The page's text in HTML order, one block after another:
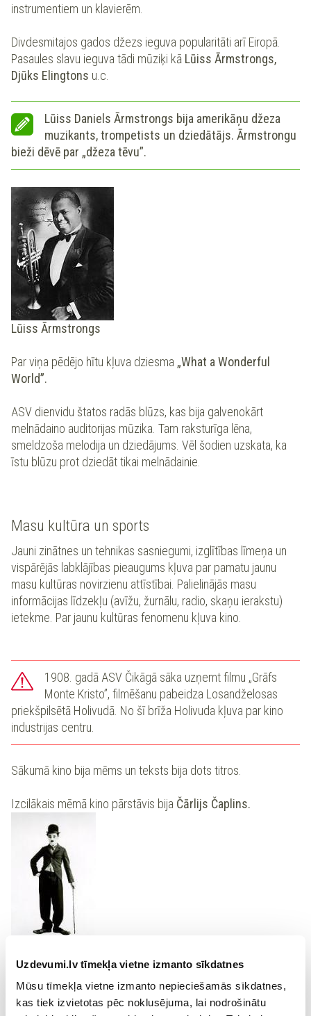
Uzdevumi.lv tīmekļa vietne izmanto sīkdatnes
Mūsu tīmekļa vietne izmanto nepieciešamās sīkdatnes,
kas tiek izvietotas pēc noklusējuma, lai nodrošinātu
instrumentiem un klavierēm.
Divdesmitajos gados džezs ieguva popularitāti arī Eiropā.
Pasaules slavu ieguva tādi mūziķi kā Lūiss Ārmstrongs,
Djūks Elingtons u.c.
Lūiss Daniels Ārmstrongs bija amerikāņu džeza
muzikants, trompetists un dziedātājs. Ārmstrongu
bieži dēvē par „džeza tēvu”.
Lūiss Ārmstrongs
Par viņa pēdējo hītu kļuva dziesma „What a Wonderful
World”.
ASV dienvidu štatos radās blūzs, kas bija galvenokārt
melnādaino auditorijas mūzika. Tam raksturīga lēna,
smeldzoša melodija un dziedājums. Vēl šodien uzskata, ka
īstu blūzu prot dziedāt tikai melnādainie.
Masu kultūra un sports
Jauni zinātnes un tehnikas sasniegumi, izglītības līmeņa un
vispārējās labklājības pieaugums kļuva par pamatu jaunu
masu kultūras novirzienu attīstībai. Palielinājās masu
informācijas līdzekļu (avīžu, žurnālu, radio, skaņu ierakstu)
ietekme. Par jaunu kultūras fenomenu kļuva kino.
1908. gadā ASV Čikāgā sāka uzņemt filmu „Grāfs
Monte Kristo”, filmēšanu pabeidza Losandželosas
priekšpilsētā Holivudā. No šī brīža Holivuda kļuva par kino
industrijas centru.
Sākumā kino bija mēms un teksts bija dots titros.
Izcilākais mēmā kino pārstāvis bija Čārlijs Čaplins.
1927. g. tika uzņemta pirmā skaņu filma.
1939. g. pirmā krāsainā filma „Vējiem līdzi”, kas kļuva